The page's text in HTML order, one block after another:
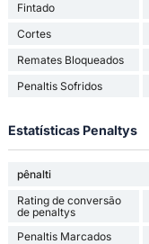
Fintado
Cortes
Remates Bloqueados
Penaltis Sofridos
Estatísticas Penaltys
pênalti
Rating de conversão
de penaltys
Penaltis Marcados